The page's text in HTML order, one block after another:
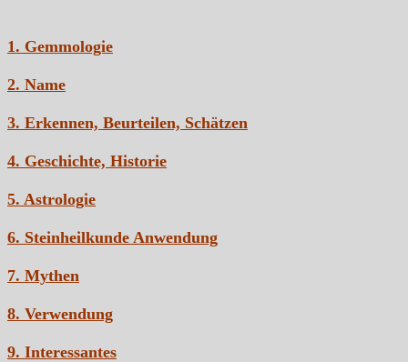
1. Gemmologie
2. Name
3. Erkennen, Beurteilen, Schätzen
4. Geschichte, Historie
5. Astrologie
6. Steinheilkunde Anwendung
7. Mythen
8. Verwendung
9. Interessantes